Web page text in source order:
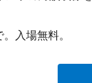
入場無料。